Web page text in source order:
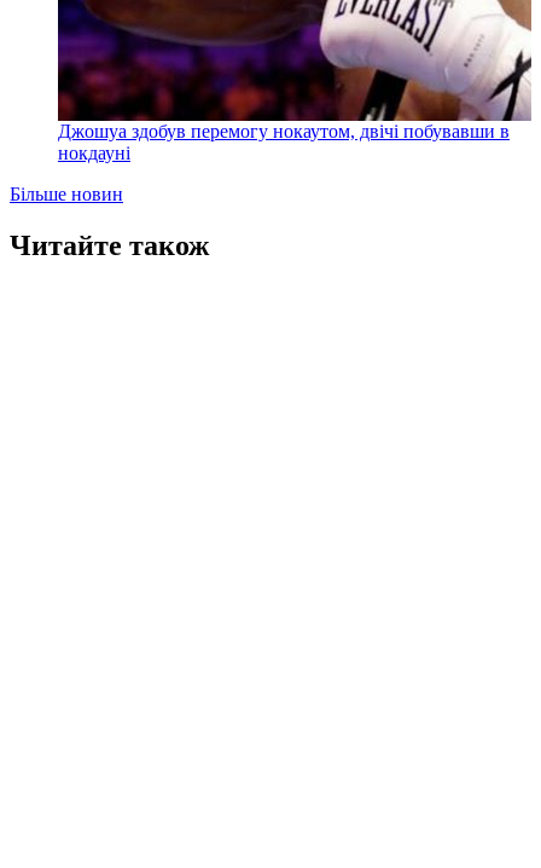
Джошуа здобув перемогу нокаутом, двічі побувавши в
нокдауні
Більше новин
Читайте також